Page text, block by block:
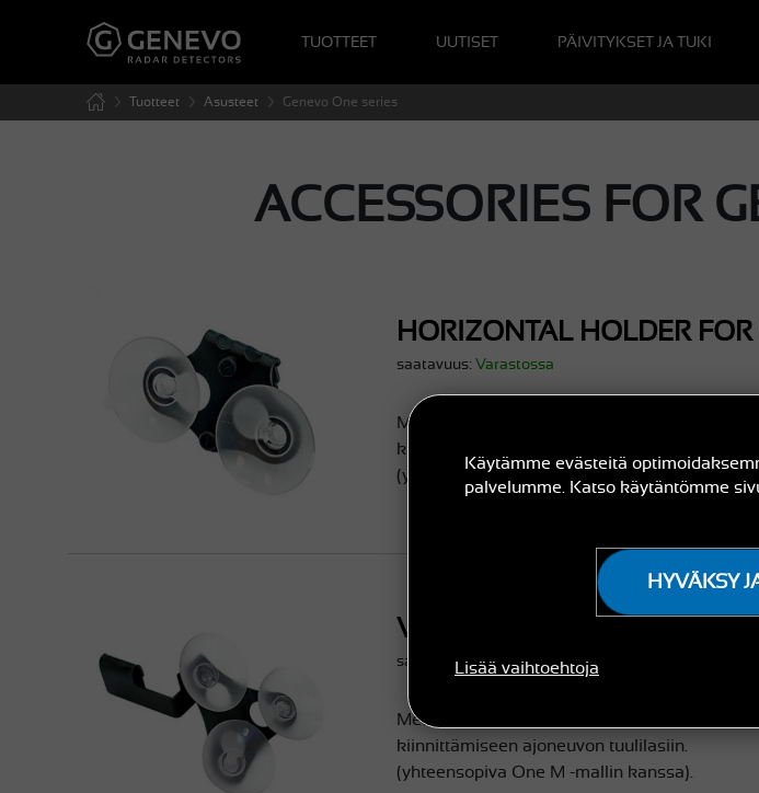
Käytämme evästeitä
palvelumme. Katso käytäntömme
HYVÄKSY
Lisää vaihtoehtoja
TUOTTEET UUTISET PÄIVITYKSET JA TUKI
Tuotteet Asusteet Genevo One series
ACCESSORIES FOR
HORIZONTAL HOLDER
saatavuus:Varastossa
Metallinen vaakasuuntainen pidike
kiinnittämiseen ajoneuvon tuulilasiin.
(yhteensopiva One M -mallin kanssa).
VERTICAL HOLDER FOR
saatavuus: Varastossa
Metallinen pystysuuntainen pidike
kiinnittämiseen ajoneuvon tuulilasiin.
(yhteensopiva One M -mallin kanssa).